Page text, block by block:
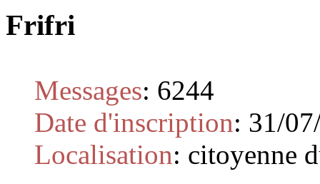
Frifri
Messages: 6244
Date d'inscription: 31/
Localisation: citoyenne